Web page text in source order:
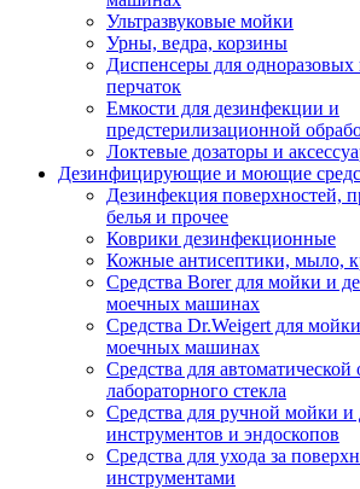
Ультразвуковые мойки
Урны, ведра, корзины
Диспенсеры для одноразовых
перчаток
Емкости для дезинфекции и
предстерилизационной
Локтевые дозаторы и
Дезинфицирующие и моющие
Дезинфекция поверхностей,
белья и прочее
Коврики дезинфекционные
Кожные антисептики, мыло,
Средства Borer для мойки и
моечных машинах
Средства Dr.Weigert для
моечных машинах
Средства для автоматической
лабораторного стекла
Средства для ручной мойки и
инструментов и эндоскопов
Средства для ухода за
инструментами